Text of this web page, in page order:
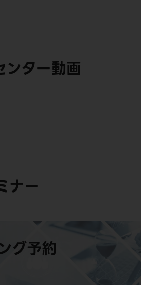
ンター動画
ナー
グ予約